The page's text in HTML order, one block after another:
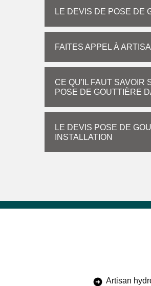
LE DEVIS DE POSE DE
FAITES APPEL À
CE QU'IL FAUT SAVOIR
POSE DE GOUTTIÈRE
LE DEVIS POSE DE
INSTALLATION
Artisan